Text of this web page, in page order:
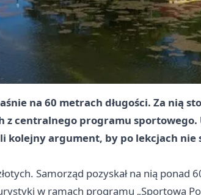
na 60 metrach długości. Za nią
z centralnego programu sportowego.
kolejny argument, by po lekcjach nie
Samorząd pozyskał na nią ponad
w ramach programu „Sportowa